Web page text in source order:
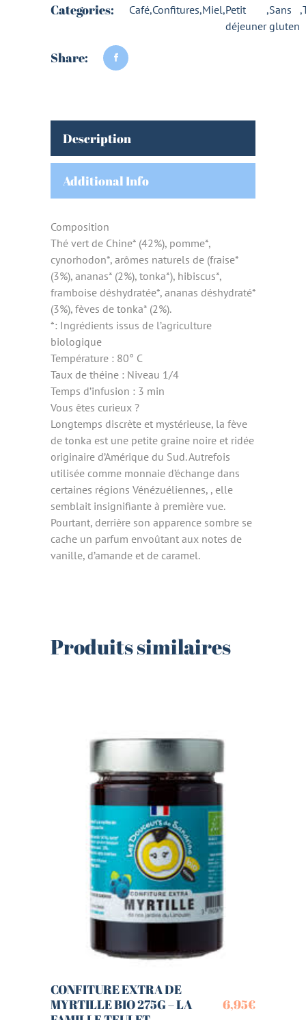
Categories: Café,Confitures,Miel,Petit
déjeuner
,Sans
gluten
,
Share:
Description
Additional Info
Composition
Thé vert de Chine* (42%), pomme*,
cynorhodon*, arômes naturels de (fraise*
(3%), ananas* (2%), tonka*), hibiscus*,
framboise déshydratée*, ananas déshydraté*
(3%), fèves de tonka* (2%).
*: Ingrédients issus de l’agriculture
biologique
Température : 80° C
Taux de théine : Niveau 1/4
Temps d’infusion : 3 min
Vous êtes curieux ?
Longtemps discrète et mystérieuse, la fève
de tonka est une petite graine noire et ridée
originaire d’Amérique du Sud. Autrefois
utilisée comme monnaie d’échange dans
certaines régions Vénézuéliennes, , elle
semblait insignifiante à première vue.
Pourtant, derrière son apparence sombre se
cache un parfum envoûtant aux notes de
vanille, d’amande et de caramel.
Produits similaires
CONFITURE EXTRA DE
MYRTILLE BIO 275G – LA
6,95€